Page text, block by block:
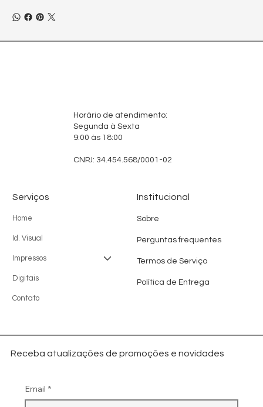
Horário de atendimento:
Segunda à Sexta
9:00 às 18:00
CNPJ: 34.454.568/0001-02
Serviços
Home
Id. Visual
Impressos
Digitais
Contato
Institucional
Sobre
Perguntas frequentes
Termos de Serviço
Política de Entrega
Receba atualizações de promoções e novidades
Email *